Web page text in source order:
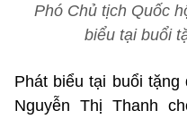
Phó Chủ tịch Quốc
biểu tại buổi
Phát biểu tại buổi
Nguyễn Thị Thanh